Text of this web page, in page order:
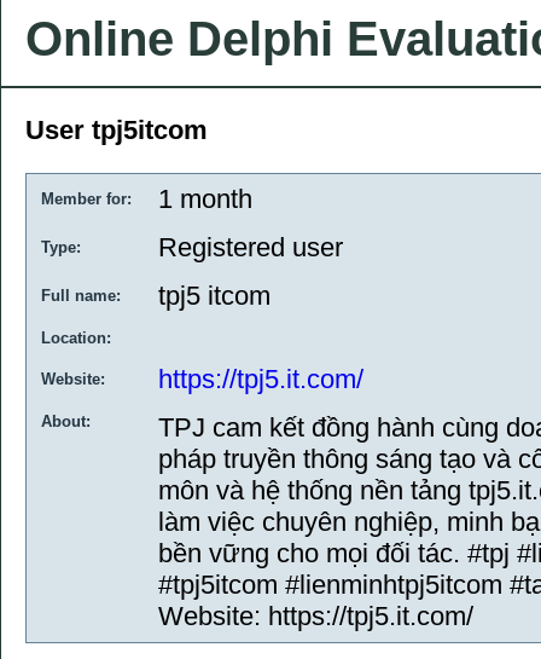
Online Delphi
User tpj5itcom
Member for: 1 month
Type: Registered user
Full name: tpj5 itcom
Location:
Website: https://tpj5.it.com/
About:
TPJ cam kết đồng hành cùng
pháp truyền thông sáng tạo và
môn và hệ thống nền tảng
làm việc chuyên nghiệp, minh
bền vững cho mọi đối tác. #tpj
#tpj5itcom #lienminhtpj5itcom
Website: https://tpj5.it.com/